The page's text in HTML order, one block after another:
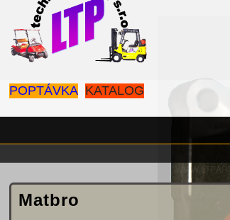
POPTÁVKA KATALOG
Matbro